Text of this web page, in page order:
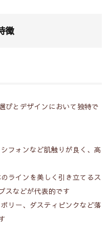
徴
びとデザインにおいて独特で
フォンなど肌触りが良く、高
のラインを美しく引き立てるス
スなどが代表的です
リー、ダスティピンクなど落